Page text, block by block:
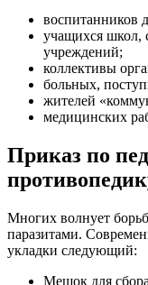
воспитанников
учащихся школ,
учреждений;
коллективы
больных,
жителей
медицинских
Приказ по
Многих волнует
паразитами.
укладки следующий:
Мешок для